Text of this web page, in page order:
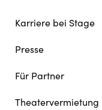
Karriere bei Stage
Presse
Für Partner
Theatervermietung